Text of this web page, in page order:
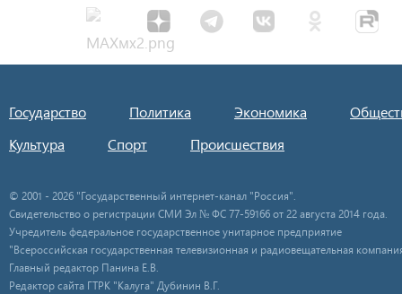
Государство Политика Экономика
Культура
Спорт Происшествия
© 2001 - 2026 "Государственный интернет-канал "Россия".
Свидетельство о регистрации СМИ Эл № ФС 77-59166 от 22 августа 2014 года.
Учредитель федеральное государственное унитарное предприятие
"Всероссийская государственная телевизионная и радиовещательная
Главный редактор Панина Е.В.
Редактор сайта ГТРК "Калуга" Дубинин В.Г.